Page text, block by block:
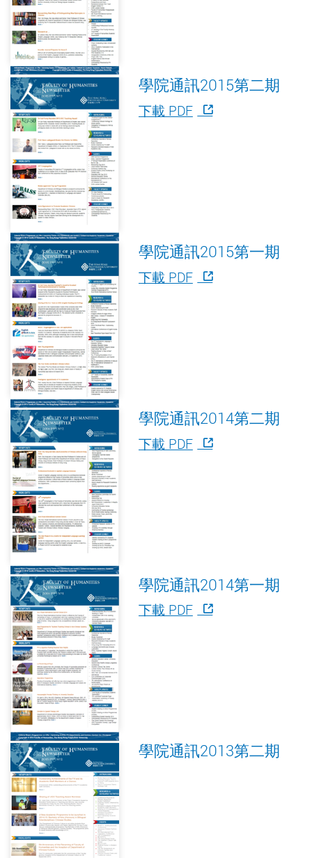
學院通訊2015第二期
下載 PDF
學院通訊2015第一期
下載 PDF
學院通訊2014第二期
下載 PDF
學院通訊2014第一期
下載 PDF
學院通訊2013第二期